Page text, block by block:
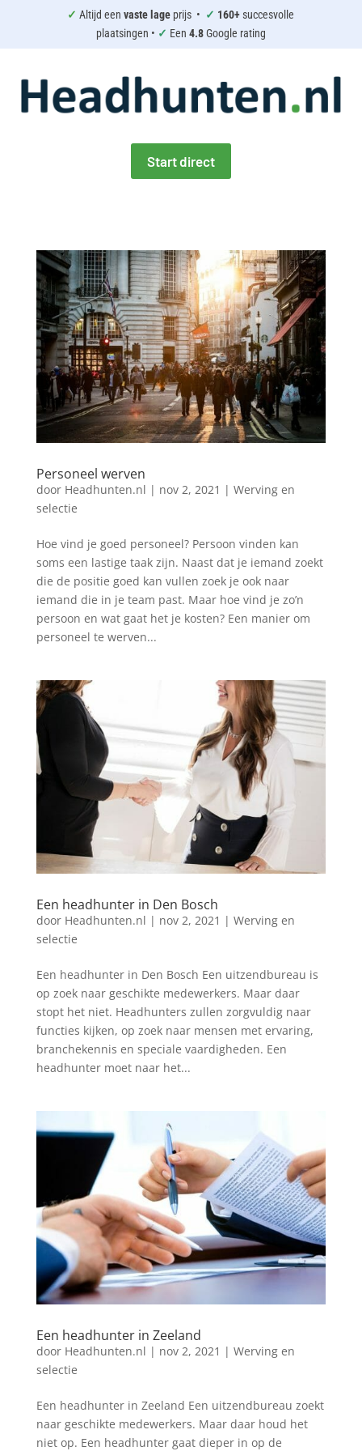
✓ Altijd eenvaste lage prijs • ✓ 160+succesvolle
plaatsingen • ✓ Een 4.8Google rating
Start direct
Personeel werven
door Headhunten.nl | nov 2, 2021 | Werving en
selectie
Hoe vind je goed personeel? Persoon vinden kan
soms een lastige taak zijn. Naast dat je iemand zoekt
die de positie goed kan vullen zoek je ook naar
iemand die in je team past. Maar hoe vind je zo’n
persoon en wat gaat het je kosten? Een manier om
personeel te werven...
Een headhunter in Den Bosch
door Headhunten.nl | nov 2, 2021 | Werving en
selectie
Een headhunter in Den Bosch Een uitzendbureau is
op zoek naar geschikte medewerkers. Maar daar
stopt het niet. Headhunters zullen zorgvuldig naar
functies kijken, op zoek naar mensen met ervaring,
branchekennis en speciale vaardigheden. Een
headhunter moet naar het...
Een headhunter in Zeeland
door Headhunten.nl | nov 2, 2021 | Werving en
selectie
Een headhunter in Zeeland Een uitzendbureau zoekt
naar geschikte medewerkers. Maar daar houd het
niet op. Een headhunter gaat dieper in op de